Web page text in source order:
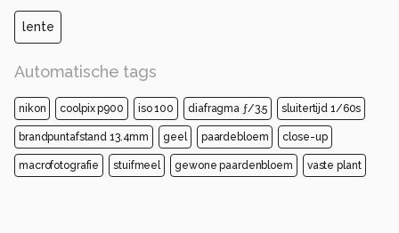
lente
Automatische tags
nikon coolpix p900 iso 100 diafragma ƒ/3.5 sluitertijd 1/60s
brandpuntafstand 13.4mm geel paardebloem close-up
macrofotografie stuifmeel gewone paardenbloem vaste plant